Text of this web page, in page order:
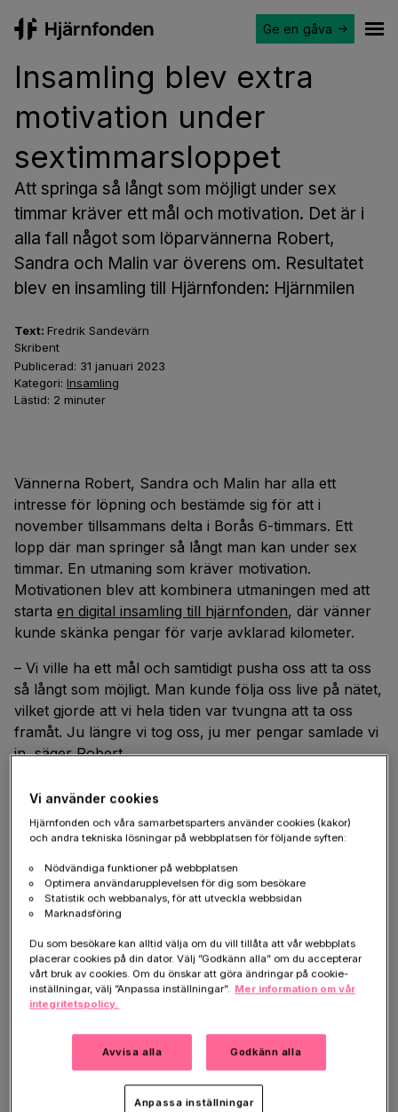
Ge en gåva
Text: Fredrik Sandevärn
Skribent
Publicerad: 31 januari 2023
Kategori: Insamling
Lästid: 2 minuter
Insamling blev extra
motivation under
sextimmarsloppet
Att springa så långt som möjligt under sex
timmar kräver ett mål och motivation. Det är i
alla fall något som löparvännerna Robert,
Sandra och Malin var överens om. Resultatet
blev en insamling till Hjärnfonden: Hjärnmilen
Vännerna Robert, Sandra och Malin har alla ett
intresse för löpning och bestämde sig för att i
november tillsammans delta i Borås 6-timmars. Ett
lopp där man springer så långt man kan under sex
timmar. En utmaning som kräver motivation.
Motivationen blev att kombinera utmaningen med att
starta en digital insamling till hjärnfonden, där vänner
kunde skänka pengar för varje avklarad kilometer.
– Vi ville ha ett mål och samtidigt pusha oss att ta oss
så långt som möjligt. Man kunde följa oss live på nätet,
vilket gjorde att vi hela tiden var tvungna att ta oss
framåt. Ju längre vi tog oss, ju mer pengar samlade vi
in, säger Robert.
Personlig koppling till
Hjärnfonden
De valde Hjärnfonden som förmånstagare eftersom
organisationen står alla tre nära. Bland annat
mycket ovanliga diagnos. Det som tedde sig som en
psykos, visade sig vara NMDA-receptorencefalit, en
sjukdom som beror på att antikroppar hindrar
hjärnans NMDA-receptorer från att fungera korrekt.
En diagnos som var helt okänd för bara tio år sedan.
Överraskande engagemang
Vi använder cookies
Hjärnfonden och våra samarbetsparters använder cookies (kakor)
och andra tekniska lösningar på webbplatsen för följande syften:
Nödvändiga funktioner på webbplatsen
Optimera användarupplevelsen för dig som besökare
Statistik och webbanalys, för att utveckla webbsidan
Marknadsföring
Du som besökare kan alltid välja om du vill tillåta att vår webbplats
placerar cookies på din dator. Välj ”Godkänn alla” om du accepterar
vårt bruk av cookies. Om du önskar att göra ändringar på cookie-
inställningar, välj ”Anpassa inställningar”. Mer information om vår
integritetspolicy.
Avvisa alla Godkänn alla
Anpassa inställningar